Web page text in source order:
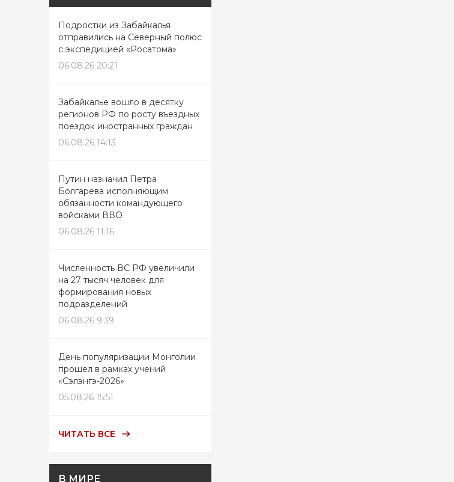
Подростки из Забайкалья
отправились на Северный полюс
с экспедицией «Росатома»
06.08.26 20:21
Забайкалье вошло в десятку
регионов РФ по росту въездных
поездок иностранных граждан
06.08.26 14:13
Путин назначил Петра
Болгарева исполняющим
обязанности командующего
войсками ВВО
06.08.26 11:16
Численность ВС РФ увеличили
на 27 тысяч человек для
формирования новых
подразделений
06.08.26 9:39
День популяризации Монголии
прошел в рамках учений
«Сэлэнгэ-2026»
05.08.26 15:51
ЧИТАТЬ ВСЕ
В МИРЕ